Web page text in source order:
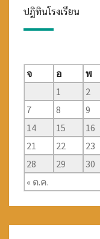
ปฎิทินโรงเรียน
จ
อ พ
« ต.ค.
1 2
7
8 9
14
15 16
21
22 23
28
29 30